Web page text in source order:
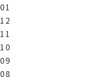
01
12
11
10
09
08